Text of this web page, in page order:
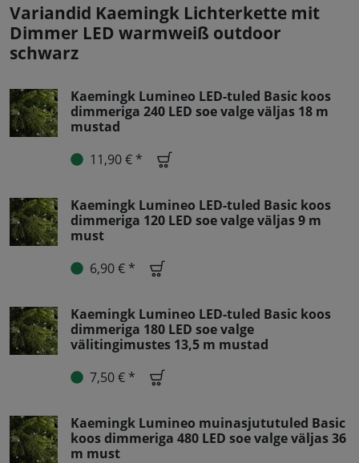
Variandid Kaemingk Lichterkette mit
Dimmer LED warmweiß outdoor
schwarz
Kaemingk Lumineo LED-tuled Basic koos
dimmeriga 240 LED soe valge väljas 18 m
mustad
11,90 € *
Kaemingk Lumineo LED-tuled Basic koos
dimmeriga 120 LED soe valge väljas 9 m
must
6,90 € *
Kaemingk Lumineo LED-tuled Basic koos
dimmeriga 180 LED soe valge
välitingimustes 13,5 m mustad
7,50 € *
Kaemingk Lumineo muinasjututuled Basic
koos dimmeriga 480 LED soe valge väljas 36
m must